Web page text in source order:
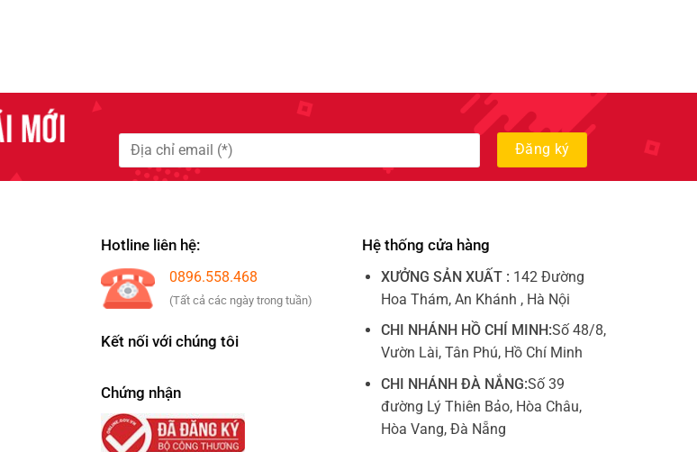
Hotline liên hệ:
0896.558.468
(Tất cả các ngày trong tuần)
Kết nối với chúng tôi
Chứng nhận
Hệ thống cửa hàng
XƯỞNG SẢN XUẤT : 142 Đường
Hoa Thám, An Khánh , Hà Nội
CHI NHÁNH HỒ CHÍ MINH:Số 48/8,
Vườn Lài, Tân Phú, Hồ Chí Minh
CHI NHÁNH ĐÀ NẮNG:Số 39
đường Lý Thiên Bảo, Hòa Châu,
Hòa Vang, Đà Nẵng